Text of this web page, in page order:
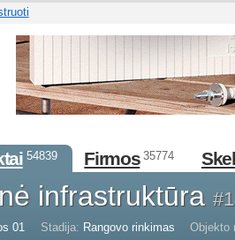
54839 Firmos 35774
infrastruktūra
01 Stadija: Rangovo rinkimas Objekto